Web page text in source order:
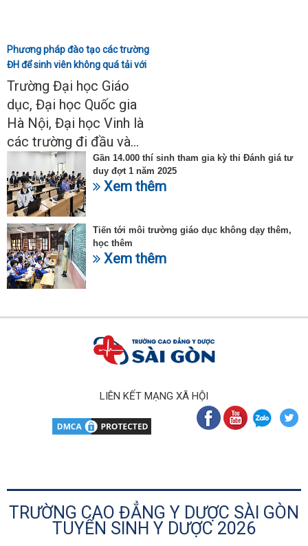
Phương pháp đào tạo các trường
ĐH để sinh viên không quá tải với
ngành Sư phạm Khoa học tự
nhiên
Trường Đại học Giáo
dục, Đại học Quốc gia
Hà Nội, Đại học Vinh là
các trường đi đầu và...
Gần 14.000 thí sinh tham gia kỳ thi Đánh giá tư
duy đợt 1 năm 2025
Xem thêm
Tiến tới môi trường giáo dục không dạy thêm,
học thêm
Xem thêm
LIÊN KẾT MẠNG XÃ HỘI
TRƯỜNG CAO ĐẲNG Y DƯỢC SÀI GÒN
TUYỂN SINH Y DƯỢC 2026